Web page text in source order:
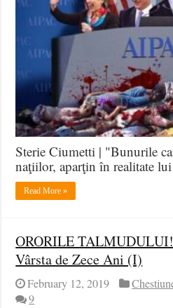
Sterie Ciumetti | "Bunurile
naţiilor, aparţin în realitate
Read More »
ORORILE
Vârsta de Zece Ani (I)
February 12, 2019
9